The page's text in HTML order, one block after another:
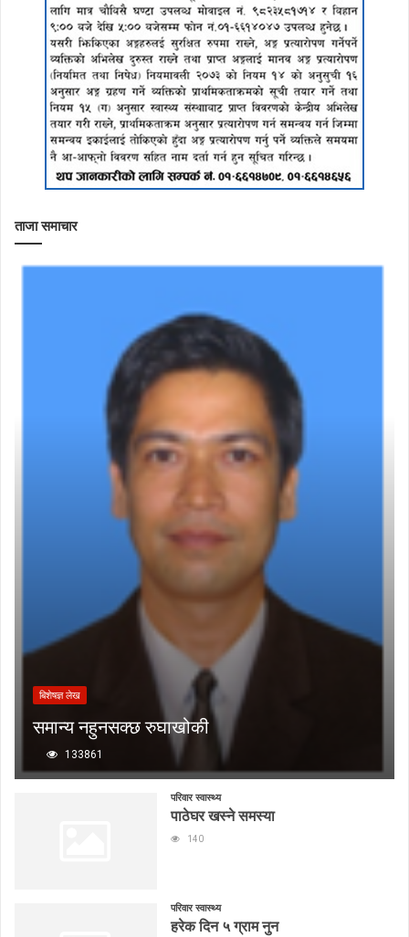
ताजा समाचार
बिशेषज्ञ लेख
समान्य नहुनसक्छ रुघाखोकी
133861
परिवार स्वास्थ्य
पाठेघर खस्ने समस्या
140
परिवार स्वास्थ्य
हरेक दिन ५ ग्राम नुन